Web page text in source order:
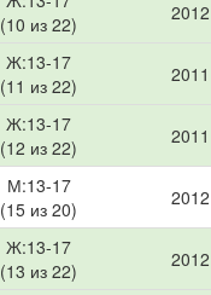
(10 из 22)
2012
Ж:13-17
(11 из 22)
2011
Ж:13-17
(12 из 22)
2011
М:13-17
(15 из 20)
2012
Ж:13-17
(13 из 22)
2012